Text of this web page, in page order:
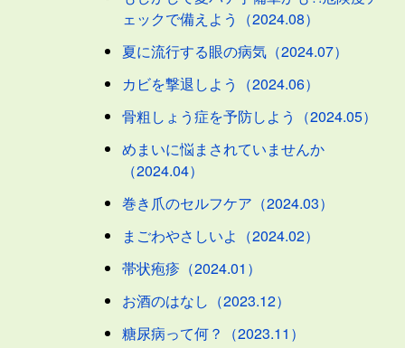
ェックで備えよう（2024.08）
夏に流行する眼の病気（2024.07）
カビを撃退しよう（2024.06）
骨粗しょう症を予防しよう（2024.05）
めまいに悩まされていませんか
（2024.04）
巻き爪のセルフケア（2024.03）
まごわやさしいよ（2024.02）
帯状疱疹（2024.01）
お酒のはなし（2023.12）
糖尿病って何？（2023.11）